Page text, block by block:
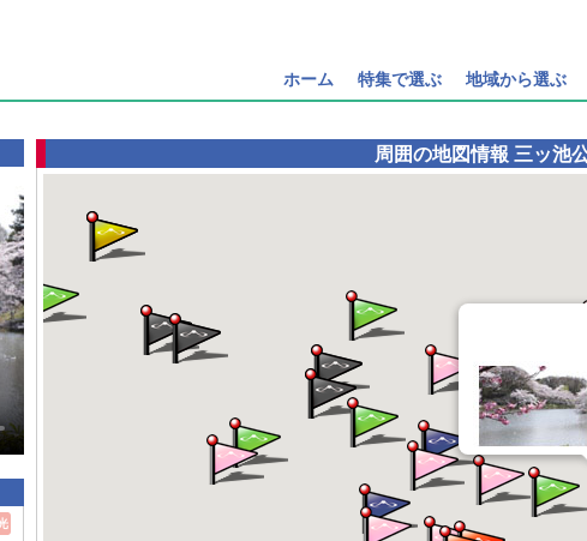
ホーム 特集で選ぶ 地域から選ぶ
周囲の地図情報 三ッ池